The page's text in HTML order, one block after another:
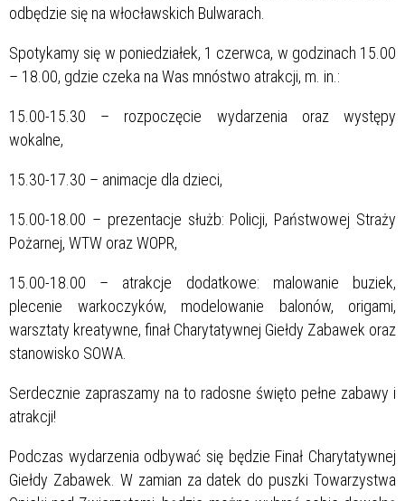
odbędzie się na włocławskich Bulwarach.
Spotykamy się w poniedziałek, 1 czerwca, w godzinach 15.00
– 18.00, gdzie czeka na Was mnóstwo atrakcji, m. in.:
15.00-15.30 – rozpoczęcie wydarzenia oraz występy
wokalne,
15.30-17.30 – animacje dla dzieci,
15.00-18.00 – prezentacje służb: Policji, Państwowej Straży
Pożarnej, WTW oraz WOPR,
15.00-18.00 – atrakcje dodatkowe: malowanie buziek,
plecenie warkoczyków, modelowanie balonów, origami,
warsztaty kreatywne, finał Charytatywnej Giełdy Zabawek oraz
stanowisko SOWA.
Serdecznie zapraszamy na to radosne święto pełne zabawy i
atrakcji!
Podczas wydarzenia odbywać się będzie Finał Charytatywnej
Giełdy Zabawek. W zamian za datek do puszki Towarzystwa